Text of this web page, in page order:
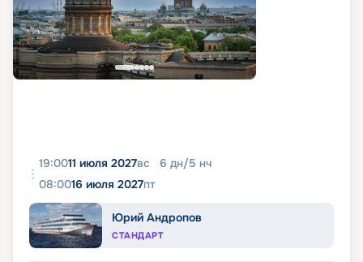
19:0011 июля 2027вс 6 дн/5 нч
08:0016 июля 2027пт
Юрий Андропов
СТАНДАРТ